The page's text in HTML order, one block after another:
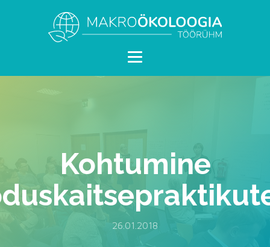
Kohtumine
26.01.2018